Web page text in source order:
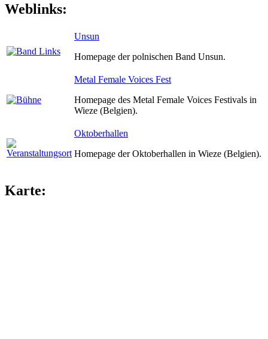
Weblinks:
Unsun
Homepage der polnischen Band Unsun.
Metal Female Voices Fest
Homepage des Metal Female Voices Festivals in
Wieze (Belgien).
Oktoberhallen
Homepage der Oktoberhallen in Wieze (Belgien).
Karte: